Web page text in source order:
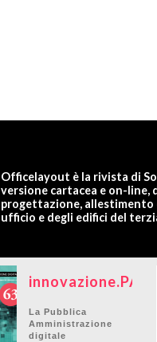
Officelayout è la rivista di
versione cartacea e on-line,
progettazione, allestimento
ufficio e degli edifici del
innovazione.PA
La Pubblica
Amministrazione
digitale